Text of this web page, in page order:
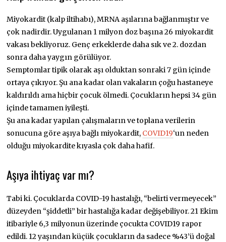
Miyokardit (kalp iltihabı), MRNA aşılarına bağlanmıştır ve
çok nadirdir. Uygulanan 1 milyon doz başına 26 miyokardit
vakası bekliyoruz. Genç erkeklerde daha sık ve 2. dozdan
sonra daha yaygın görülüyor.
Semptomlar tipik olarak aşı olduktan sonraki 7 gün içinde
ortaya çıkıyor. Şu ana kadar olan vakaların çoğu hastaneye
kaldırıldı ama hiçbir çocuk ölmedi. Çocukların hepsi 34 gün
içinde tamamen iyileşti.
Şu ana kadar yapılan çalışmaların ve toplana verilerin
sonucuna göre aşıya bağlı miyokardit, COVID19‘un neden
olduğu miyokardite kıyasla çok daha hafif.
Aşıya ihtiyaç var mı?
Tabi ki. Çocuklarda COVID-19 hastalığı, “belirti vermeyecek”
düzeyden “şiddetli” bir hastalığa kadar değişebiliyor. 21 Ekim
itibariyle 6,3 milyonun üzerinde çocukta COVID19 rapor
edildi. 12 yaşından küçük çocukların da sadece %43’ü doğal